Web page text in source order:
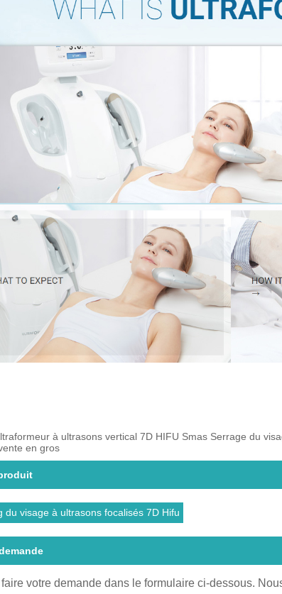
à ultrasons vertical 7D HIFU Smas Serrage du
en gros
du visage à ultrasons focalisés 7D Hifu
votre demande dans le formulaire ci-dessous.